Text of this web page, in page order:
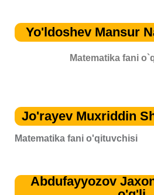
Yo'ldoshev Mansur
Matematika fani
Jo'rayev Muxriddin
Matematika fani o'qituvchisi
Abdufayyozov